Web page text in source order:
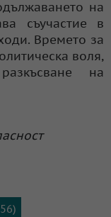
на
съучастие в
Времето за
воля,
на